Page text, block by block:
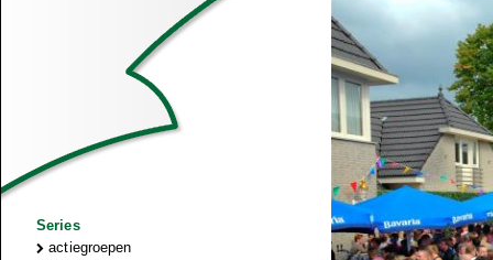
Series
actiegroepen